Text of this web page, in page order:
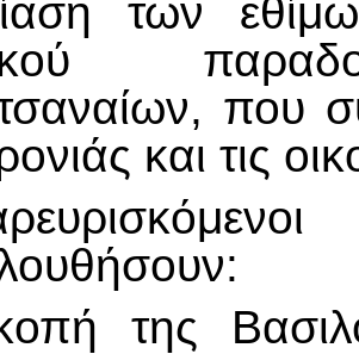
των
που
και τις
της